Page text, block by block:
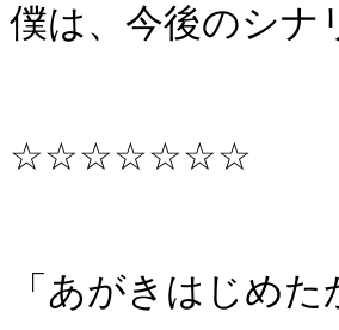
僕は、今後のシナ
☆☆☆☆☆☆☆
「あがきはじめ